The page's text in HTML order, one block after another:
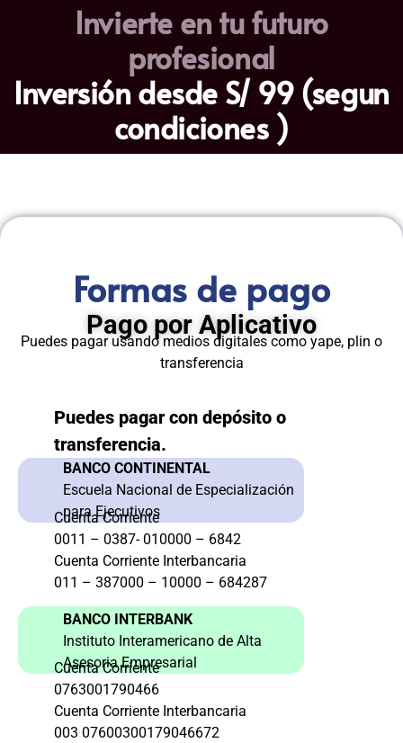
Invierte en tu futuro
profesional
Inversión desde S/ 99 (segun
condiciones )
Formas de pago
Pago por Aplicativo
Puedes pagar usando medios digitales como yape, plin o
transferencia
Puedes pagar con depósito o
transferencia.
BANCO CONTINENTAL
Escuela Nacional de Especialización
para Ejecutivos
Cuenta Corriente
0011 – 0387- 010000 – 6842
Cuenta Corriente Interbancaria
011 – 387000 – 10000 – 684287
BANCO INTERBANK
Instituto Interamericano de Alta
Asesoria Empresarial
Cuenta Corriente
0763001790466
Cuenta Corriente Interbancaria
003 07600300179046672